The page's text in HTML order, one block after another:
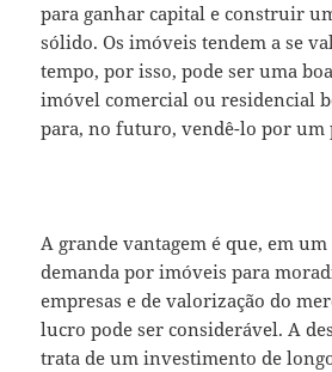
para ganhar capital e construir
sólido. Os imóveis tendem a se
tempo, por isso, pode ser uma
imóvel comercial ou residencial
para, no futuro, vendê-lo por um
A grande vantagem é que, em
demanda por imóveis para
empresas e de valorização do
lucro pode ser considerável. A
trata de um investimento de